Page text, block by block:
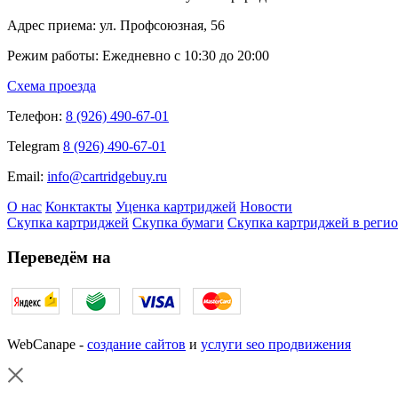
Адрес приема: ул. Профсоюзная, 56
Режим работы: Ежедневно с 10:30 до 20:00
Схема проезда
Телефон: 8 (926) 490-67-01
Telegram 8 (926) 490-67-01
Email: info@cartridgebuy.ru
О нас Конктакты Уценка картриджей Новости
Скупка картриджей Скупка бумаги Скупка картриджей в
Переведём на
WebCanape - создание сайтов и услуги seo продвижения